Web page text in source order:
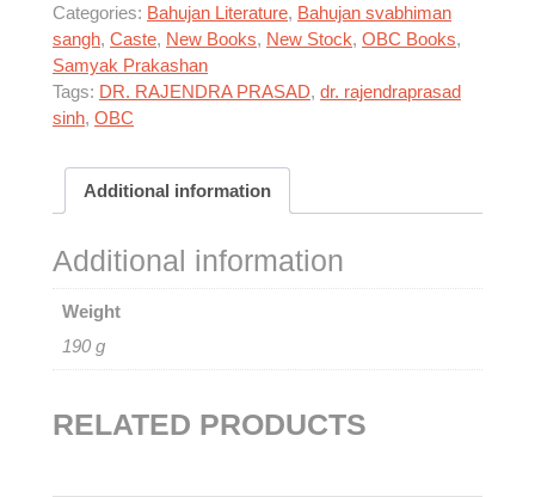
Categories: Bahujan Literature, Bahujan svabhiman
sangh, Caste, New Books, New Stock, OBC Books,
Samyak Prakashan
Tags: DR. RAJENDRA PRASAD, dr. rajendraprasad
sinh, OBC
Additional information
Additional information
Weight
190 g
RELATED PRODUCTS